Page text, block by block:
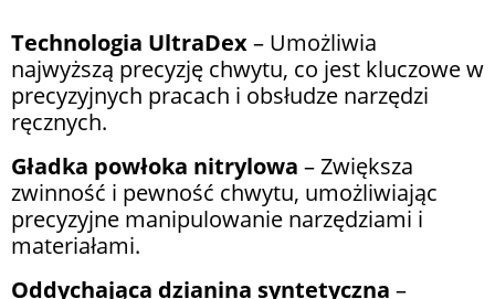
Technologia UltraDex– Umożliwia
najwyższą precyzję chwytu, co jest kluczowe w
precyzyjnych pracach i obsłudze narzędzi
ręcznych.
Gładka powłoka nitrylowa – Zwiększa
zwinność i pewność chwytu, umożliwiając
precyzyjne manipulowanie narzędziami i
materiałami.
Oddychająca dzianina syntetyczna –